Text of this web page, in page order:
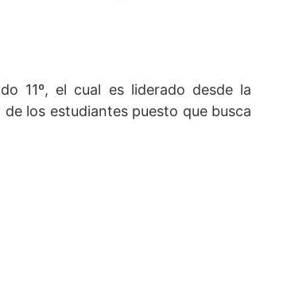
11º, el cual es liderado desde la
los estudiantes puesto que busca